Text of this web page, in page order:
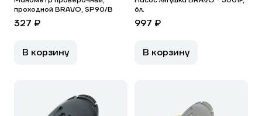
проходной BRAVO, SP90/B
327 ₽
В корзину
6л.
997 ₽
В корзину